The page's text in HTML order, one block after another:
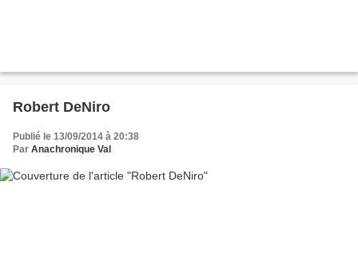
Robert DeNiro
Publié le 13/09/2014 à 20:38
Par Anachronique Val